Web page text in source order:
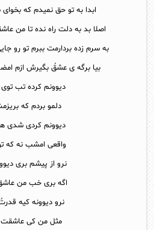
ابدا به تو حق نمیدم که بخوای
اصلا بد به دلت راه نده تا من
به سرم زده بردارمت ببرم تو رو
بیا برگه ی عشقُ بگیرش ازم
دیوونم کرده تب
دلمو بردم که
دیوونم کردی شدی
واقعی امشب نه که
نرو از پیشم بری
اگه بری خب من
نرو دیوونه کیه
مثل من کی عاشقت